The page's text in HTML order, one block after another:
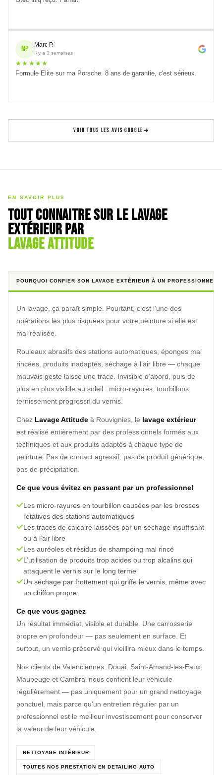
MP Marc P.
Il y a 3 semaines
★★★★★
Formule Elite sur ma Porsche. 8 ans de garantie, c'est sérieux.
VOIR TOUS LES AVIS GOOGLE
EN SAVOIR PLUS
Tout connaitre sur le lavage
extérieur par
Lavage Attitude
POURQUOI CONFIER SON LAVAGE EXTÉRIEUR À UN PROFESSIONNEL ?
Un lavage, ça paraît simple. Pourtant, c’est l’une des
opérations les plus risquées pour votre peinture si elle est
mal réalisée.
Rouleaux abrasifs des stations automatiques, éponges mal
rincées, produits inadaptés, séchage à l’air libre — chaque
mauvais geste laisse une trace. Invisible d’abord, puis de
plus en plus visible au soleil : micro-rayures, tourbillons,
ternissement progressif du vernis.
Chez Lavage Attitude à Rouvignies, le lavage extérieur
est réalisé entièrement par des professionnels formés aux
techniques et aux produits adaptés à chaque type de
peinture. Pas de contact agressif, pas de produit générique,
pas de précipitation.
Ce que vous évitez en passant par un professionnel
Les micro-rayures en tourbillon causées par les brosses
rotatives des stations automatiques
Les traces de calcaire laissées par un séchage insuffisant
ou à l’air libre
Les auréoles et résidus de shampoing mal rincé
L’utilisation de produits trop acides ou trop alcalins qui
attaquent le vernis sur le long terme
Un séchage par frottement qui griffe le vernis, même avec
un chiffon propre
Ce que vous gagnez
Un résultat immédiat, visible et durable. Une carrosserie
propre en profondeur — pas seulement en surface. Et
surtout, un vernis préservé qui vieillira mieux dans le temps.
Nos clients de Valenciennes, Douai, Saint-Amand-les-Eaux,
Maubeuge et Cambrai nous confient leur véhicule
régulièrement — pas uniquement pour un grand nettoyage
ponctuel, mais parce qu’un entretien régulier par un
professionnel est le meilleur investissement pour conserver
la valeur de leur véhicule.
NETTOYAGE INTÉRIEUR
TOUTES NOS PRESTATION EN DETAILING AUTO